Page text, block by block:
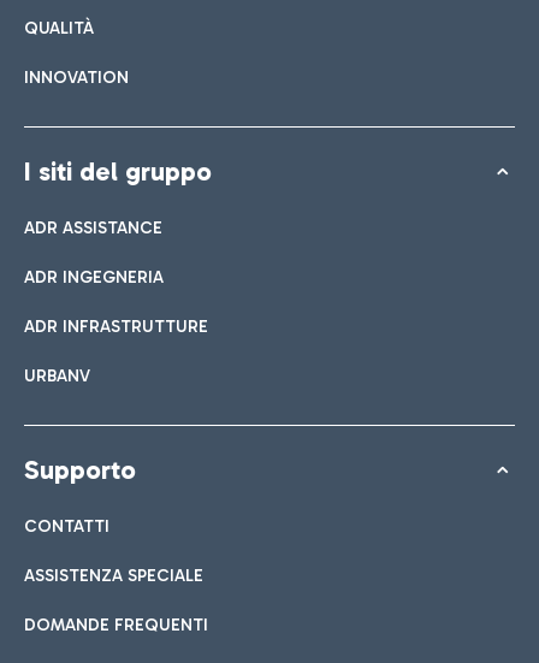
QUALITÀ
INNOVATION
I siti del gruppo
ADR ASSISTANCE
ADR INGEGNERIA
ADR INFRASTRUTTURE
URBANV
Supporto
CONTATTI
ASSISTENZA SPECIALE
DOMANDE FREQUENTI